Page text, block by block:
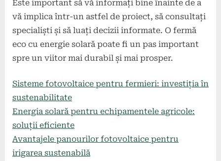
Este important să vă informați bine înainte de a
vă implica într-un astfel de proiect, să consultați
specialiști și să luați decizii informate. O fermă
eco cu energie solară poate fi un pas important
spre un viitor mai durabil și mai prosper.
Sisteme fotovoltaice pentru fermieri: investiția în
sustenabilitate
Energia solară pentru echipamentele agricole:
soluții eficiente
Avantajele panourilor fotovoltaice pentru
irigarea sustenabilă